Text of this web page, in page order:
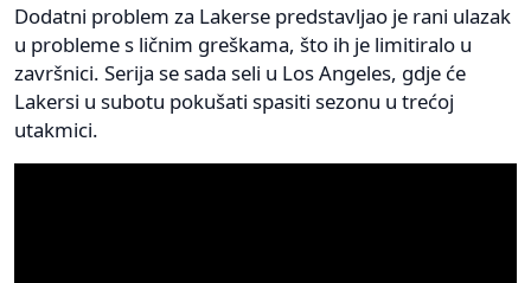
Dodatni problem za Lakerse predstavljao je rani ulazak
u probleme s ličnim greškama, što ih je limitiralo u
završnici. Serija se sada seli u Los Angeles, gdje će
Lakersi u subotu pokušati spasiti sezonu u trećoj
utakmici.